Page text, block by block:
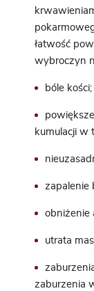
łatwość
wybroczyn
bóle kości;
kumulacji w
zapalenie
obniżenie
utrata
zaburzenia